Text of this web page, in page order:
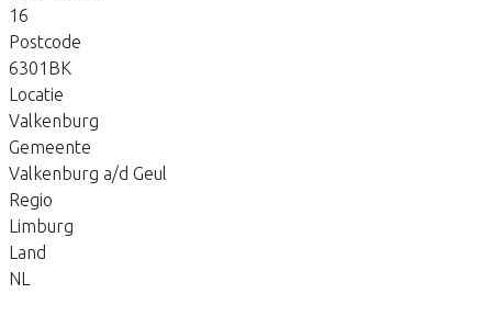
16
Postcode
6301BK
Locatie
Valkenburg
Gemeente
Valkenburg a/d Geul
Regio
Limburg
Land
NL